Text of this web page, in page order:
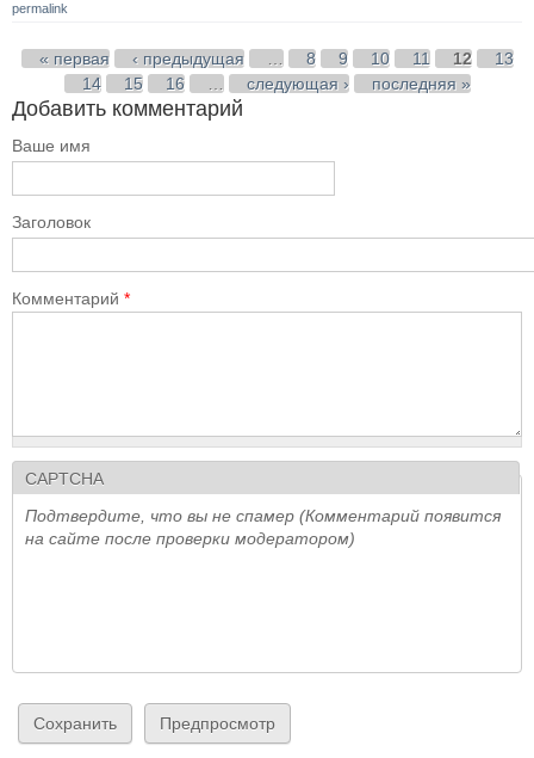
permalink
Страницы
« первая ‹ предыдущая … 8 9 10 11 12
13
14
15 16 … следующая › последняя »
Добавить комментарий
Ваше имя
Заголовок
Комментарий *
CAPTCHA
Подтвердите, что вы не спамер (Комментарий появится
на сайте после проверки модератором)